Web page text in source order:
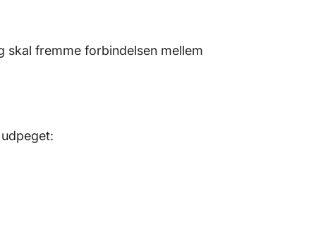
fremme forbindelsen mellem